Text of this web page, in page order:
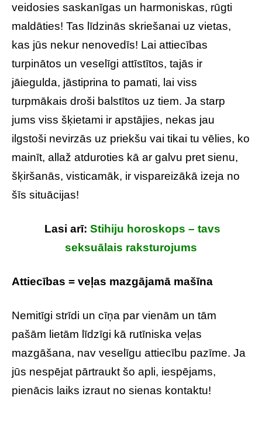
veidosies saskanīgas un harmoniskas, rūgti
maldāties! Tas līdzinās skriešanai uz vietas,
kas jūs nekur nenovedīs! Lai attiecības
turpinātos un veselīgi attīstītos, tajās ir
jāiegulda, jāstiprina to pamati, lai viss
turpmākais droši balstītos uz tiem. Ja starp
jums viss šķietami ir apstājies, nekas jau
ilgstoši nevirzās uz priekšu vai tikai tu vēlies, ko
mainīt, allaž atduroties kā ar galvu pret sienu,
šķiršanās, visticamāk, ir vispareizākā izeja no
šīs situācijas!
Lasi arī: Stihiju horoskops – tavs
seksuālais raksturojums
Attiecības = veļas mazgājamā mašīna
Nemitīgi strīdi un cīņa par vienām un tām
pašām lietām līdzīgi kā rutīniska veļas
mazgāšana, nav veselīgu attiecību pazīme. Ja
jūs nespējat pārtraukt šo apli, iespējams,
pienācis laiks izraut no sienas kontaktu!